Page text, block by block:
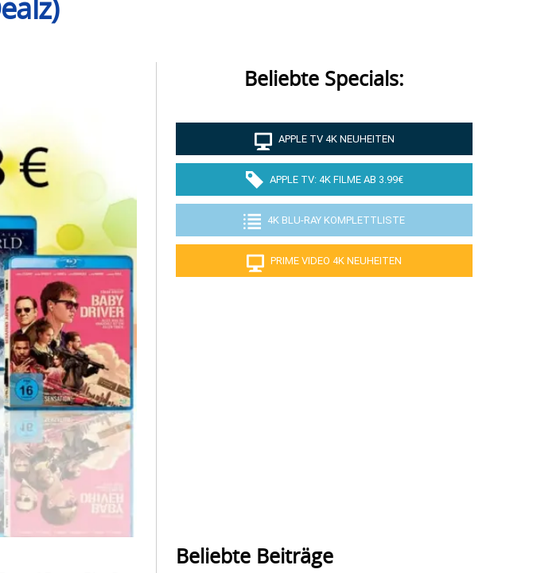
Beliebte Specials:
APPLE TV 4K NEUHEITEN
APPLE TV: 4K FILME AB 3.99€
4K BLU-RAY KOMPLETTLISTE
PRIME VIDEO 4K NEUHEITEN
Beliebte Beiträge